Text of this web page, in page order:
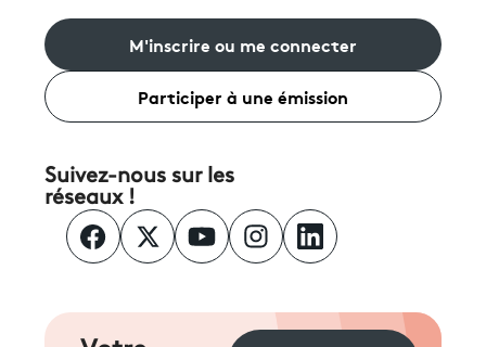
M'inscrire ou me connecter
Participer à une émission
Suivez-nous sur les
réseaux !